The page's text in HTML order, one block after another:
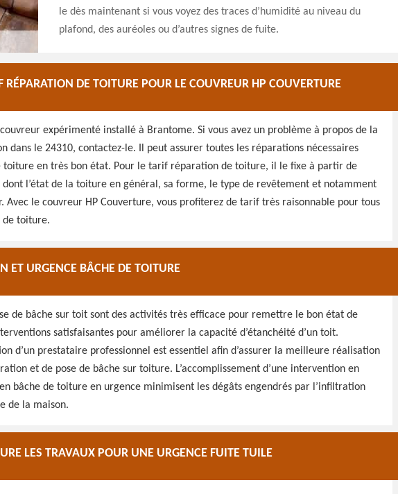
le dès maintenant si vous voyez des traces d’humidité au niveau du
plafond, des auréoles ou d’autres signes de fuite.
RÉPARATION DE TOITURE POUR LE COUVREUR HP COUVERTURE
expérimenté installé à Brantome. Si vous avez un problème à propos de la
dans le 24310, contactez-le. Il peut assurer toutes les réparations nécessaires
toiture en très bon état. Pour le tarif réparation de toiture, il le fixe à partir de
l’état de la toiture en général, sa forme, le type de revêtement et notamment
Avec le couvreur HP Couverture, vous profiterez de tarif très raisonnable pour tous
de toiture.
ET URGENCE BÂCHE DE TOITURE
de bâche sur toit sont des activités très efficace pour remettre le bon état de
satisfaisantes pour améliorer la capacité d’étanchéité d’un toit.
d’un prestataire professionnel est essentiel afin d’assurer la meilleure réalisation
et de pose de bâche sur toiture. L’accomplissement d’une intervention en
bâche de toiture en urgence minimisent les dégâts engendrés par l’infiltration
de la maison.
LES TRAVAUX POUR UNE URGENCE FUITE TUILE